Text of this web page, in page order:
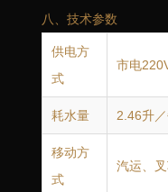
八、技术参数
供电方
式
市电
耗水量 2.46升
移动方
式
汽运、